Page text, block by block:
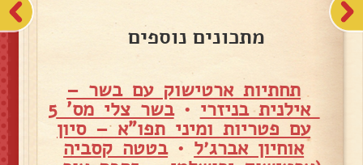
מתכונים נוספים
תחתיות ארטישוק עם בשר –
אילנית בניזרי • בשר צלי מס' 5
עם פטריות ומיני תפו"א – סיון
אוחיון אברג׳ל •בטטה קסביה